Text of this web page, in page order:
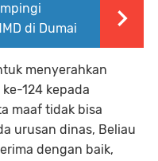
di Dumai
menyerahkan
124 kepada
maaf tidak bisa
urusan dinas, Beliau
dengan baik,